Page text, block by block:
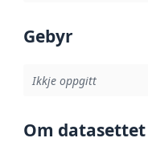
Gebyr
Ikkje oppgitt
Om datasettet